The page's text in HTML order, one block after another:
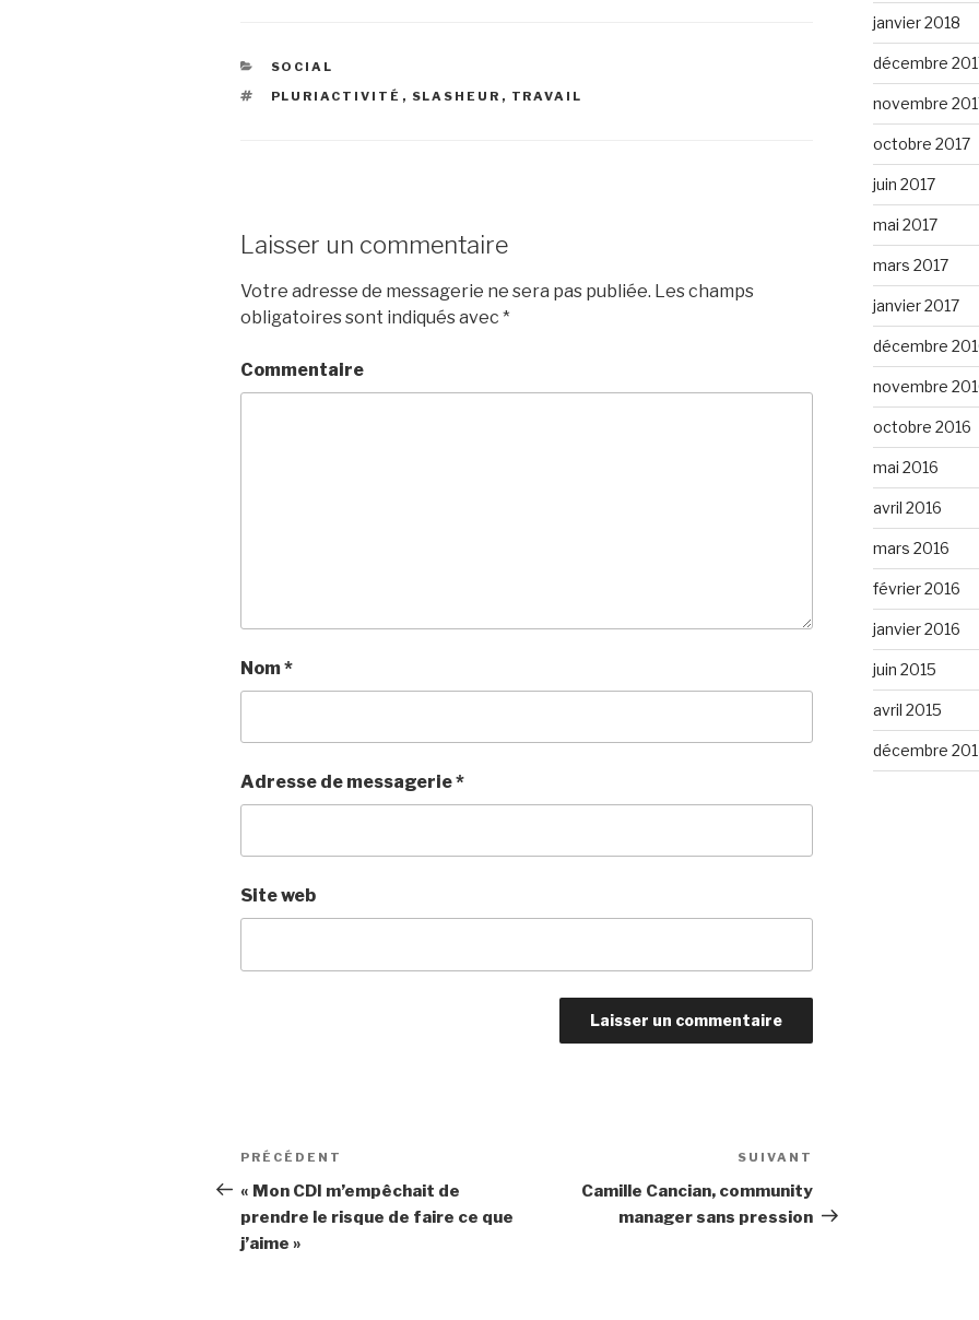
CATÉGORIES
SOCIAL
ÉTIQUETTES
PLURIACTIVITÉ , SLASHEUR , TRAVAIL
Laisser un commentaire
Votre adresse de messagerie ne sera pas publiée. Les champs
obligatoires sont indiqués avec *
Commentaire
Nom*
Adresse de messagerie*
Site web
Navigation
de
l’article
Article
précédent
PRÉCÉDENT
« Mon CDI m’empêchait de
prendre le risque de faire ce que
j’aime »
SUIVANT
Camille Cancian, community
manager sans pression
janvier 2018
décembre
novembre
octobre 2017
juin 2017
mai 2017
mars 2017
janvier 2017
décembre
novembre
octobre 2016
mai 2016
avril 2016
mars 2016
février 2016
janvier 2016
juin 2015
avril 2015
décembre